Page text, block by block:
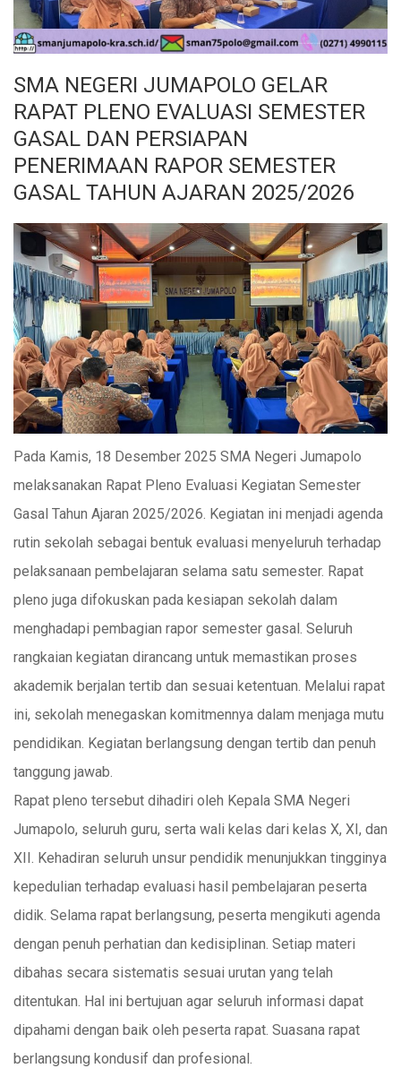
SMA NEGERI JUMAPOLO GELAR
RAPAT PLENO EVALUASI SEMESTER
GASAL DAN PERSIAPAN
PENERIMAAN RAPOR SEMESTER
GASAL TAHUN AJARAN 2025/2026
Pada Kamis, 18 Desember 2025 SMA Negeri Jumapolo
melaksanakan Rapat Pleno Evaluasi Kegiatan Semester
Gasal Tahun Ajaran 2025/2026. Kegiatan ini menjadi agenda
rutin sekolah sebagai bentuk evaluasi menyeluruh terhadap
pelaksanaan pembelajaran selama satu semester. Rapat
pleno juga difokuskan pada kesiapan sekolah dalam
menghadapi pembagian rapor semester gasal. Seluruh
rangkaian kegiatan dirancang untuk memastikan proses
akademik berjalan tertib dan sesuai ketentuan. Melalui rapat
ini, sekolah menegaskan komitmennya dalam menjaga mutu
pendidikan. Kegiatan berlangsung dengan tertib dan penuh
tanggung jawab.
Rapat pleno tersebut dihadiri oleh Kepala SMA Negeri
Jumapolo, seluruh guru, serta wali kelas dari kelas X, XI, dan
XII. Kehadiran seluruh unsur pendidik menunjukkan tingginya
kepedulian terhadap evaluasi hasil pembelajaran peserta
didik. Selama rapat berlangsung, peserta mengikuti agenda
dengan penuh perhatian dan kedisiplinan. Setiap materi
dibahas secara sistematis sesuai urutan yang telah
ditentukan. Hal ini bertujuan agar seluruh informasi dapat
dipahami dengan baik oleh peserta rapat. Suasana rapat
berlangsung kondusif dan profesional.